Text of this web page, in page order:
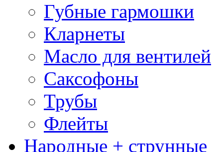
Губные гармошки
Кларнеты
Масло для вентилей
Саксофоны
Трубы
Флейты
Народные + струнные